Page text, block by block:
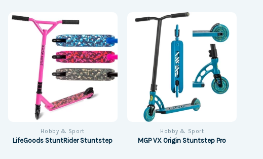
Hobby & Sport
LifeGoods StuntRider Stuntstep
Hobby & Sport
MGP VX Origin Stuntstep Pro